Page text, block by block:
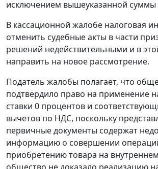
исключением вышеуказанной суммы
В кассационной жалобе налоговая
отменить судебные акты в части
решений недействительными и в
направить на новое рассмотрение.
Податель жалобы полагает, что
подтвердило право на применение
ставки 0 процентов и
вычетов по НДС, поскольку
первичные документы содержат
информацию о совершении
приобретению товара на